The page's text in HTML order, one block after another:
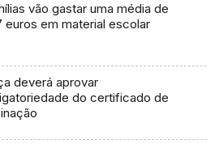
vão gastar uma média de
euros em material escolar
deverá aprovar
do certificado de